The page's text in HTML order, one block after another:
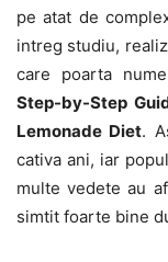
pe atat de
intreg studiu,
care poarta
Step-by-Step
Lemonade Diet.
cativa ani, iar
multe vedete au
simtit foarte bine